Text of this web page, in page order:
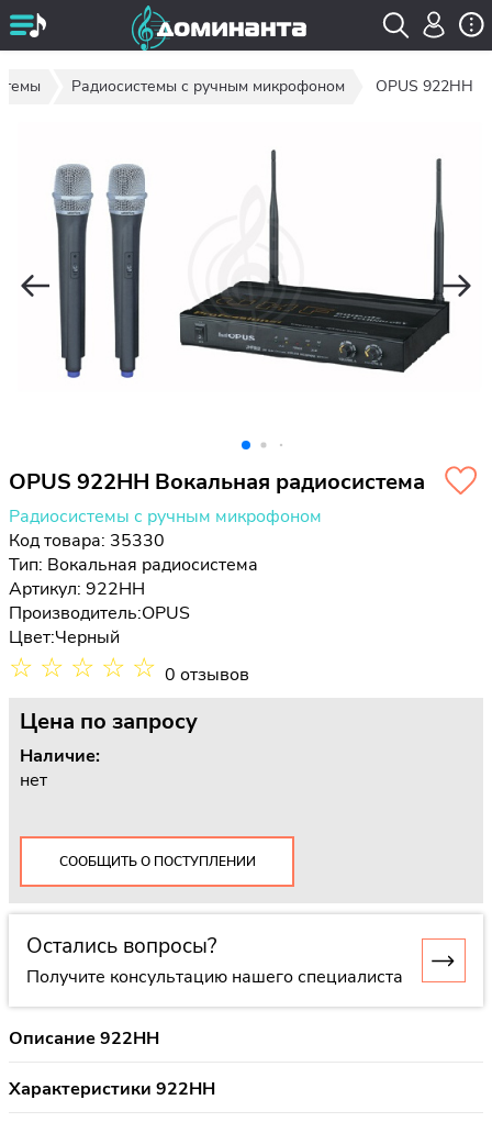
Радиосистемы с ручным микрофоном OPUS 922HH
OPUS 922HH Вокальная радиосистема
Радиосистемы с ручным микрофоном
Код товара: 35330
Тип: Вокальная радиосистема
Артикул: 922HH
Производитель:OPUS
Цвет:Черный
☆ ☆ ☆ ☆ ☆ 0 отзывов
Цена по запросу
Наличие:
нет
СООБЩИТЬ О ПОСТУПЛЕНИИ
Остались вопросы?
Получите консультацию нашего специалиста
Описание 922HH
Характеристики 922HH